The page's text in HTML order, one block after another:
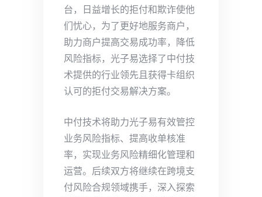
台，日益增长的拒付和欺诈使他
们忧心，为了更好地服务商户，
助力商户提高交易成功率，降低
风险指标，光子易选择了中付技
术提供的行业领先且获得卡组织
认可的拒付交易解决方案。
中付技术将助力光子易有效管控
业务风险指标、提高收单核准
率，实现业务风险精细化管理和
运营。后续双方将继续在跨境支
付风险合规领域携手，深入探索